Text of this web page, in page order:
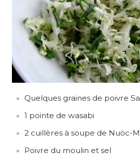
Quelques graines de poivre
1 pointe de wasabi
2 cuillères à soupe de Nuöc-
Poivre du moulin et sel